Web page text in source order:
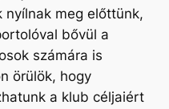
meg előttünk,
bővül a
számára is
örülök, hogy
a klub céljaiért